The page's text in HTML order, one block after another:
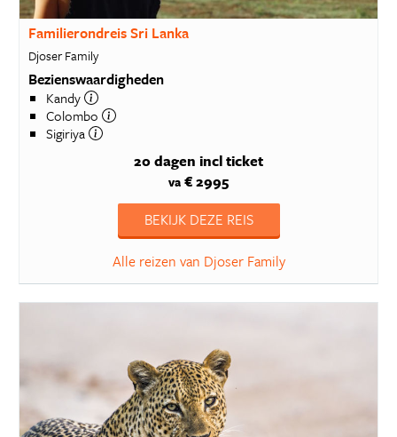
Familierondreis Sri Lanka
Djoser Family
Bezienswaardigheden
Kandy
Colombo
Sigiriya
20 dagen incl ticket
va € 2995
BEKIJK DEZE REIS
Alle reizen van Djoser Family